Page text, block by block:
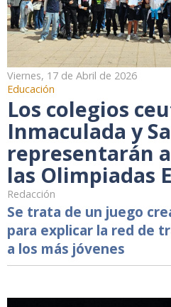
Viernes, 17 de Abril de 2026
Educación
Los colegios
Inmaculada y
representarán
las Olimpiadas
Redacción
Se trata de un juego
para explicar la red de
a los más jóvenes